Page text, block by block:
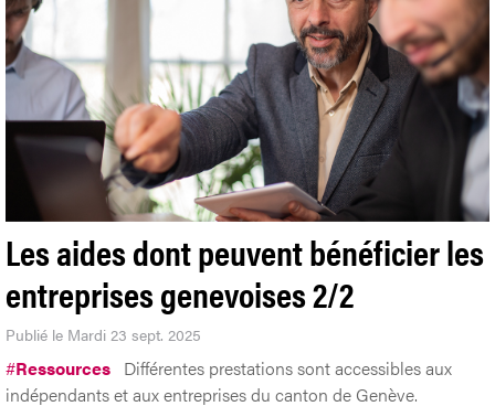
Les aides dont peuvent bénéficier les
entreprises genevoises 2/2
Publié le Mardi 23 sept. 2025
#Ressources Différentes prestations sont accessibles aux
indépendants et aux entreprises du canton de Genève.